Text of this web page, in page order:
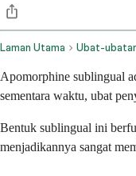
Laman Utama Ubat-
Apomorphine sublingual
sementara waktu, ubat
Bentuk sublingual ini
menjadikannya sangat